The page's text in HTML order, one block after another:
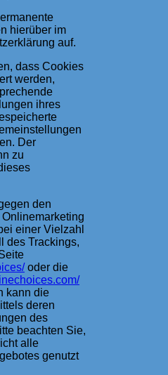
hierüber im
auf.
dass Cookies
werden,
ihres
Der
zu
den
einer Vielzahl
des Trackings,
oder die
kann die
deren
des
beachten Sie,
alle
genutzt